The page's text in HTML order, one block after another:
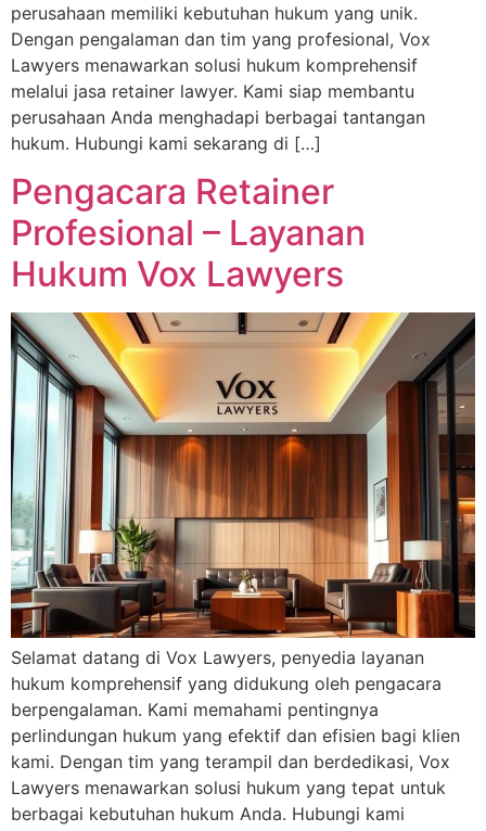
perusahaan memiliki kebutuhan hukum yang unik.
Dengan pengalaman dan tim yang profesional, Vox
Lawyers menawarkan solusi hukum komprehensif
melalui jasa retainer lawyer. Kami siap membantu
perusahaan Anda menghadapi berbagai tantangan
hukum. Hubungi kami sekarang di […]
Pengacara Retainer
Profesional – Layanan
Hukum Vox Lawyers
Selamat datang di Vox Lawyers, penyedia layanan
hukum komprehensif yang didukung oleh pengacara
berpengalaman. Kami memahami pentingnya
perlindungan hukum yang efektif dan efisien bagi klien
kami. Dengan tim yang terampil dan berdedikasi, Vox
Lawyers menawarkan solusi hukum yang tepat untuk
berbagai kebutuhan hukum Anda. Hubungi kami